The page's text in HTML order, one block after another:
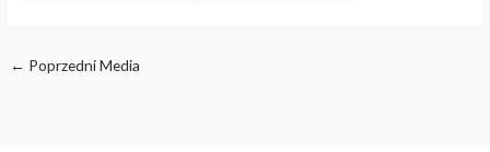
← Poprzedni Media